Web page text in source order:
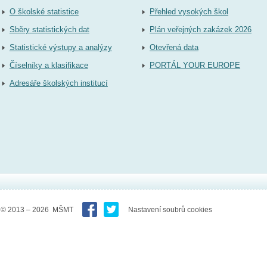
O školské statistice
Sběry statistických dat
Statistické výstupy a analýzy
Číselníky a klasifikace
Adresáře školských institucí
Přehled vysokých škol
Plán veřejných zakázek 2026
Otevřená data
PORTÁL YOUR EUROPE
© 2013 – 2026 MŠMT Nastavení soubrů cookies